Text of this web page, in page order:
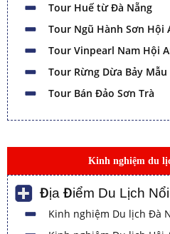
Tour Huế từ Đà Nẵng
Tour Ngũ Hành Sơn Hội
Tour Vinpearl Nam Hội
Tour Rừng Dừa Bảy Mẫu
Tour Bán Đảo Sơn Trà
Kinh nghiệm du
Địa Điểm Du Lịch
Kinh nghiệm Du lịch Đà